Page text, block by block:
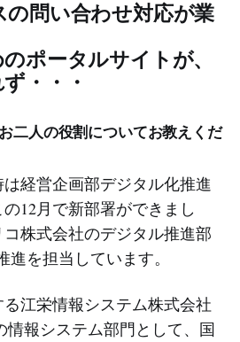
問い合わせ対応が業
ポータルサイトが、
・・・
二人の役割についてお教えくだ
経営企画部デジタル化推進
12月で新部署ができまし
株式会社のデジタル推進部
を担当しています。
江栄情報システム株式会社
情報システム部門として、国